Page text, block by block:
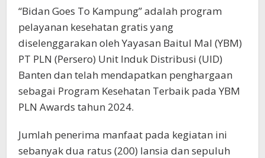
“Bidan Goes To Kampung” adalah program
pelayanan kesehatan gratis yang
diselenggarakan oleh Yayasan Baitul Mal (YBM)
PT PLN (Persero) Unit Induk Distribusi (UID)
Banten dan telah mendapatkan penghargaan
sebagai Program Kesehatan Terbaik pada YBM
PLN Awards tahun 2024.
Jumlah penerima manfaat pada kegiatan ini
sebanyak dua ratus (200) lansia dan sepuluh